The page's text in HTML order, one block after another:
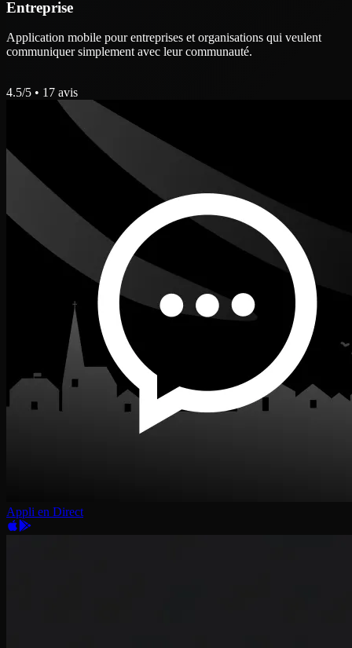
Entreprise
Application mobile pour entreprises et organisations qui veulent
communiquer simplement avec leur communauté.
4.5/5 • 17 avis
Appli en Direct